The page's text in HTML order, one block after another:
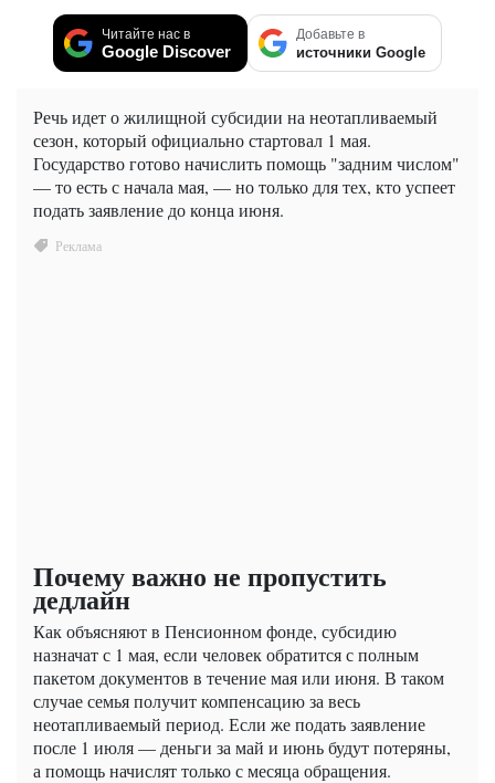
Читайте нас в
Google Discover
Добавьте в
источники Google
Речь идет о жилищной субсидии на неотапливаемый
сезон, который официально стартовал 1 мая.
Государство готово начислить помощь "задним числом"
— то есть с начала мая, — но только для тех, кто успеет
подать заявление до конца июня.
Почему важно не пропустить
дедлайн
Как объясняют в Пенсионном фонде, субсидию
назначат с 1 мая, если человек обратится с полным
пакетом документов в течение мая или июня. В таком
случае семья получит компенсацию за весь
неотапливаемый период. Если же подать заявление
после 1 июля — деньги за май и июнь будут потеряны,
а помощь начислят только с месяца обращения.